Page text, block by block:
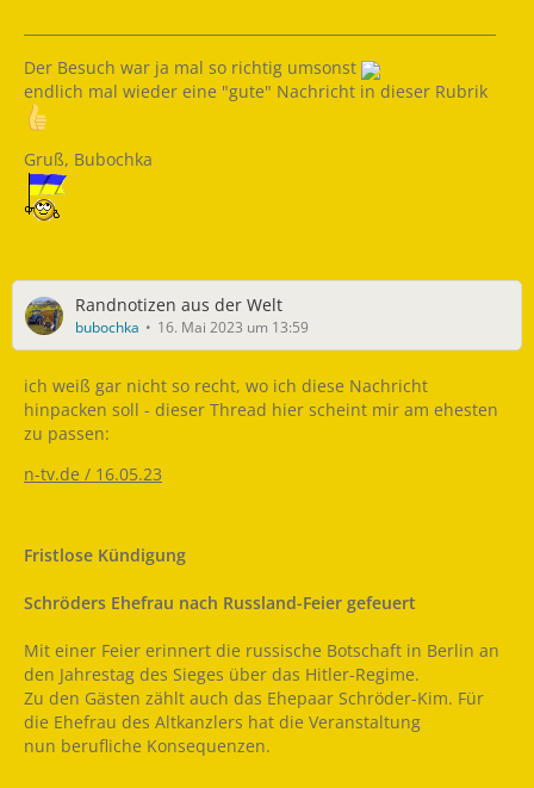
Der Besuch war ja mal so richtig umsonst
endlich mal wieder eine "gute" Nachricht in dieser Rubrik
Gruß, Bubochka
Randnotizen aus der Welt
bubochka 16. Mai 2023 um 13:59
ich weiß gar nicht so recht, wo ich diese Nachricht
hinpacken soll - dieser Thread hier scheint mir am ehesten
zu passen:
n-tv.de / 16.05.23
Fristlose Kündigung
Schröders Ehefrau nach Russland-Feier gefeuert
Mit einer Feier erinnert die russische Botschaft in Berlin an
den Jahrestag des Sieges über das Hitler-Regime.
Zu den Gästen zählt auch das Ehepaar Schröder-Kim. Für
die Ehefrau des Altkanzlers hat die Veranstaltung
nun berufliche Konsequenzen.